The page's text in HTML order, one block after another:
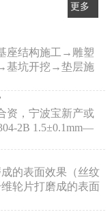
更多
座结构施工→雕塑
基坑开挖→垫层施
资，宁波宝新产或
2B 1.5±0.1mm—
的表面效果（丝纹
轮片打磨成的表面